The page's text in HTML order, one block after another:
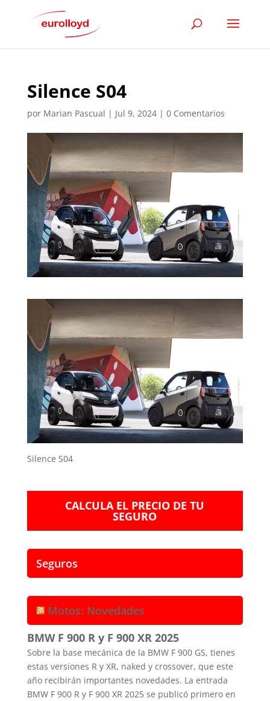
Silence S04
por Marian Pascual | Jul 9, 2024| 0 Comentarios
Silence S04
CALCULA EL PRECIO DE TU
SEGURO
Seguros
Motos: Novedades
BMW F 900 R y F 900 XR 2025
Sobre la base mecánica de la BMW F 900 GS, tienes
estas versiones R y XR, naked y crossover, que este
año recibirán importantes novedades. La entrada
BMW F 900 R y F 900 XR 2025 se publicó primero en